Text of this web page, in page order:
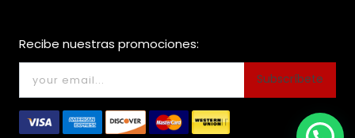
Recibe nuestras promociones:
Subscríbete